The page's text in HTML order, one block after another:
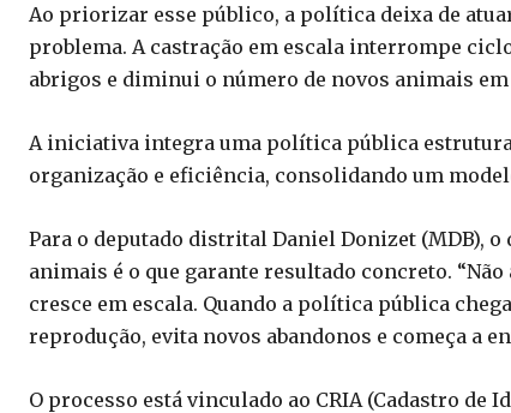
Ao priorizar esse público, a política deixa de
problema. A castração em escala interrompe
abrigos e diminui o número de novos animais em
A iniciativa integra uma política pública
organização e eficiência, consolidando um
Para o deputado distrital Daniel Donizet (MDB),
animais é o que garante resultado concreto.
cresce em escala. Quando a política pública
reprodução, evita novos abandonos e começa a
O processo está vinculado ao CRIA (Cadastro